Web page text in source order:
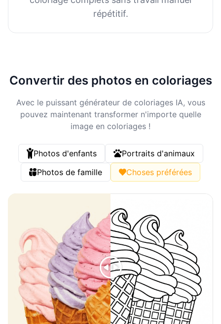
répétitif.
Convertir des photos en coloriages
Avec le puissant générateur de coloriages IA, vous
pouvez maintenant transformer n'importe quelle
image en coloriages !
Photos d'enfants
Portraits d'animaux
Photos de famille
Choses préférées